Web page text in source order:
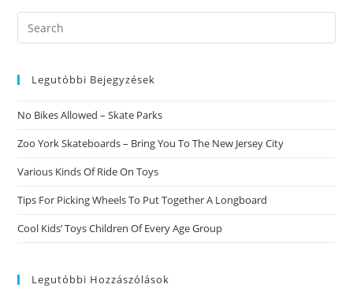
Search
this
Legutóbbi Bejegyzések
No Bikes Allowed – Skate Parks
Zoo York Skateboards – Bring You To The New Jersey City
Various Kinds Of Ride On Toys
Tips For Picking Wheels To Put Together A Longboard
Cool Kids’ Toys Children Of Every Age Group
Legutóbbi Hozzászólások